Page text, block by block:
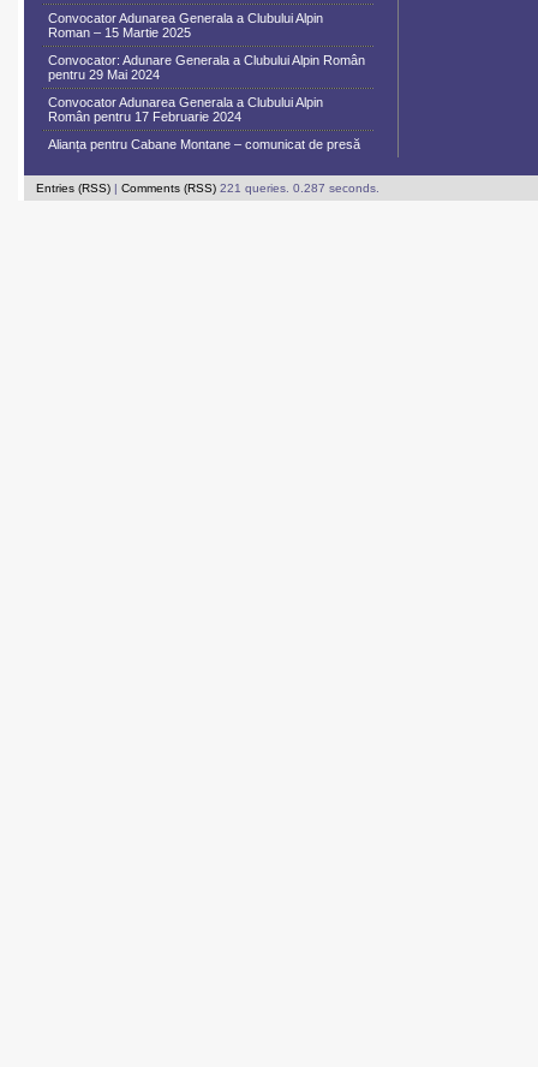
Convocator Adunarea Generala a Clubului Alpin
Roman – 15 Martie 2025
Convocator: Adunare Generala a Clubului Alpin Român
pentru 29 Mai 2024
Convocator Adunarea Generala a Clubului Alpin
Român pentru 17 Februarie 2024
Alianța pentru Cabane Montane – comunicat de presă
Entries (RSS) | Comments (RSS) 221 queries. 0.287 seconds.